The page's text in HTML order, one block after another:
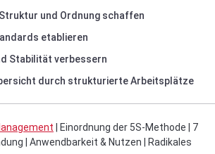
und Ordnung schaffen
etablieren
Stabilität verbessern
durch strukturierte Arbeitsplätze
| Einordnung der 5S-Methode | 7
| Anwendbarkeit & Nutzen | Radikales